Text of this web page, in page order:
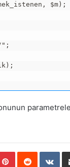
$m);
";
PinterestReddit